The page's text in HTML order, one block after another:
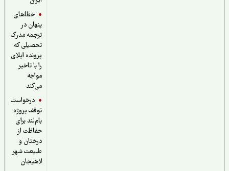
خطاهای
پنهان در
ترجمه مدرک
تحصیلی که
پرونده اپلای
را با تاخیر
درخواست
توقف پروژه
بام‌لند برای
حفاظت از
درختان و
طبیعت شهر
لاهیجان